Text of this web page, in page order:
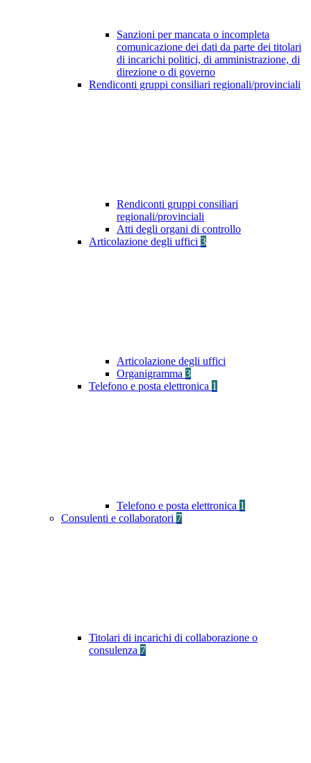
Sanzioni per mancata o incompleta
comunicazione dei dati da parte dei titolari
di incarichi politici, di amministrazione, di
direzione o di governo
Rendiconti gruppi consiliari regionali/provinciali
Rendiconti gruppi consiliari
regionali/provinciali
Atti degli organi di controllo
Articolazione degli uffici 3
Articolazione degli uffici
Organigramma 3
Telefono e posta elettronica 1
Telefono e posta elettronica 1
Consulenti e collaboratori 7
Titolari di incarichi di collaborazione o
consulenza 7